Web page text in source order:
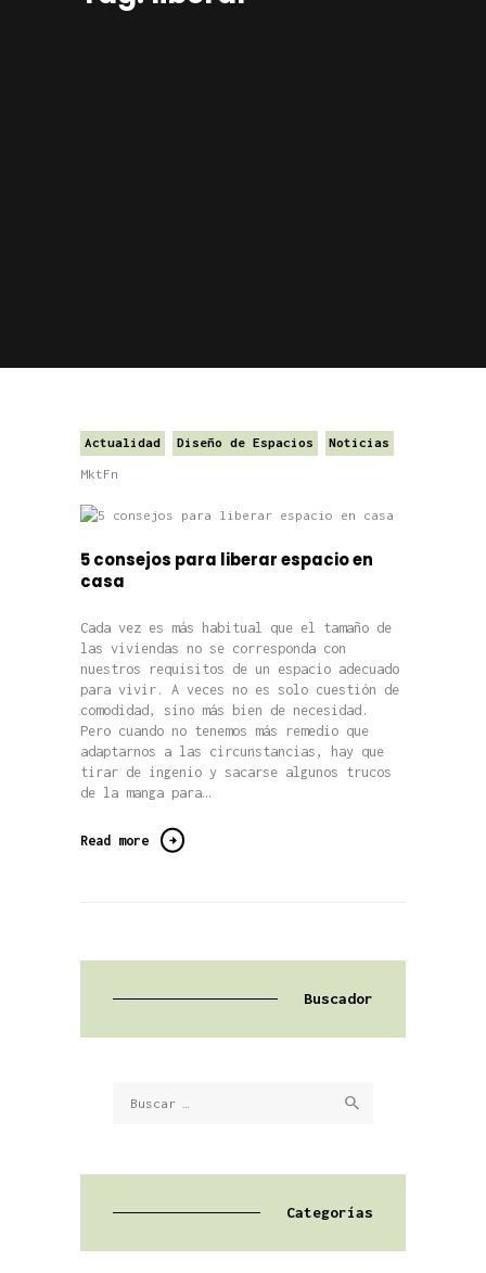
Actualidad Diseño de Espacios Noticias
MktFn
5 consejos para liberar espacio en
casa
Cada vez es más habitual que el tamaño de
las viviendas no se corresponda con
nuestros requisitos de un espacio adecuado
para vivir. A veces no es solo cuestión de
comodidad, sino más bien de necesidad.
Pero cuando no tenemos más remedio que
adaptarnos a las circunstancias, hay que
tirar de ingenio y sacarse algunos trucos
de la manga para…
Read more
Buscador
Categorías